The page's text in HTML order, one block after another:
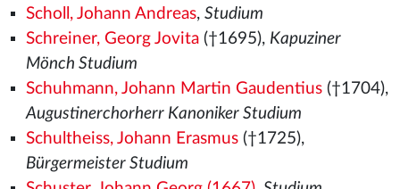
Scholl, Johann Andreas, Studium
Schreiner, Georg Jovita(†1695), Kapuziner
Mönch Studium
Schuhmann, Johann Martin Gaudentius(†1704),
Augustinerchorherr Kanoniker Studium
Schultheiss, Johann Erasmus(†1725),
Bürgermeister Studium